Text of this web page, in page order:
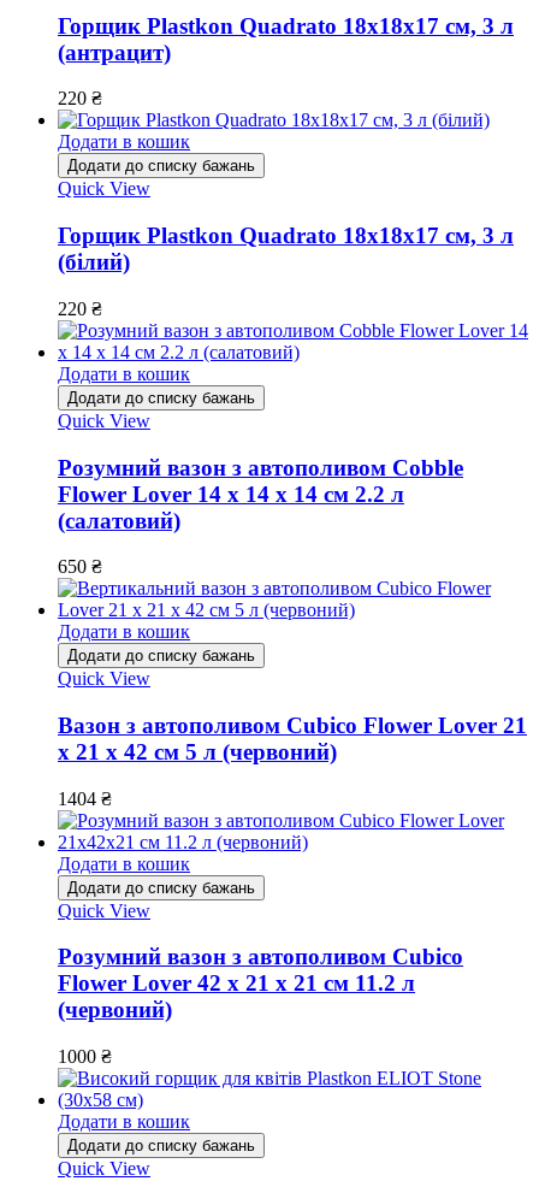
Горщик Plastkon Quadrato 18х18х17 см, 3 л
(антрацит)
220 ₴
Додати в кошик
Додати до списку бажань
Quick View
Горщик Plastkon Quadrato 18х18х17 см, 3 л
(білий)
220 ₴
Додати в кошик
Додати до списку бажань
Quick View
Розумний вазон з автополивом Cobble
Flower Lover 14 x 14 х 14 см 2.2 л
(салатовий)
650 ₴
Додати в кошик
Додати до списку бажань
Quick View
Вазон з автополивом Cubico Flower Lover 21
x 21 х 42 см 5 л (червоний)
1404 ₴
Додати в кошик
Додати до списку бажань
Quick View
Розумний вазон з автополивом Cubico
Flower Lover 42 x 21 х 21 см 11.2 л
(червоний)
1000 ₴
Додати в кошик
Додати до списку бажань
Quick View